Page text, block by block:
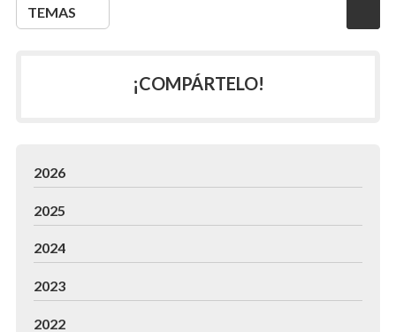
TEMAS
¡COMPÁRTELO!
2026
2025
2024
2023
2022